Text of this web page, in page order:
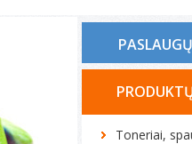
Tonerio
Toneriai,